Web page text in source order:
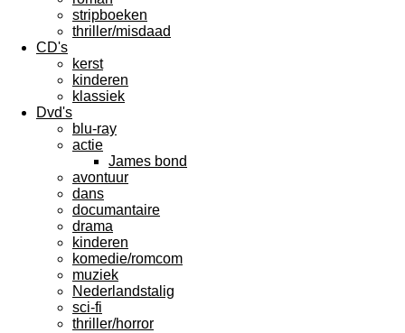
stripboeken
thriller/misdaad
CD's
kerst
kinderen
klassiek
Dvd's
blu-ray
actie
James bond
avontuur
dans
documantaire
drama
kinderen
komedie/romcom
muziek
Nederlandstalig
sci-fi
thriller/horror